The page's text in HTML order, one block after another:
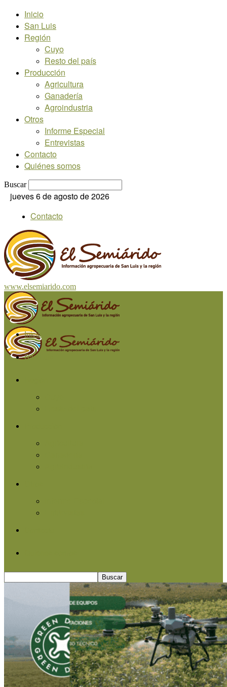
Inicio
San Luis
Región
Cuyo
Resto del país
Producción
Agricultura
Ganadería
Agroindustria
Otros
Informe Especial
Entrevistas
Contacto
Quiénes somos
Buscar
jueves 6 de agosto de 2026
Contacto
www.elsemiarido.com
Inicio
San Luis